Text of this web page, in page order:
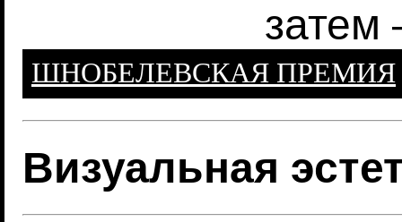
затем
ШНОБЕЛЕВСКАЯ ПРЕМИЯ
Визуальная